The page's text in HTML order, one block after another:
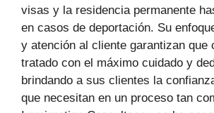
visas y la residencia permanente
en casos de deportación. Su
y atención al cliente garantizan que
tratado con el máximo cuidado y
brindando a sus clientes la
que necesitan en un proceso tan